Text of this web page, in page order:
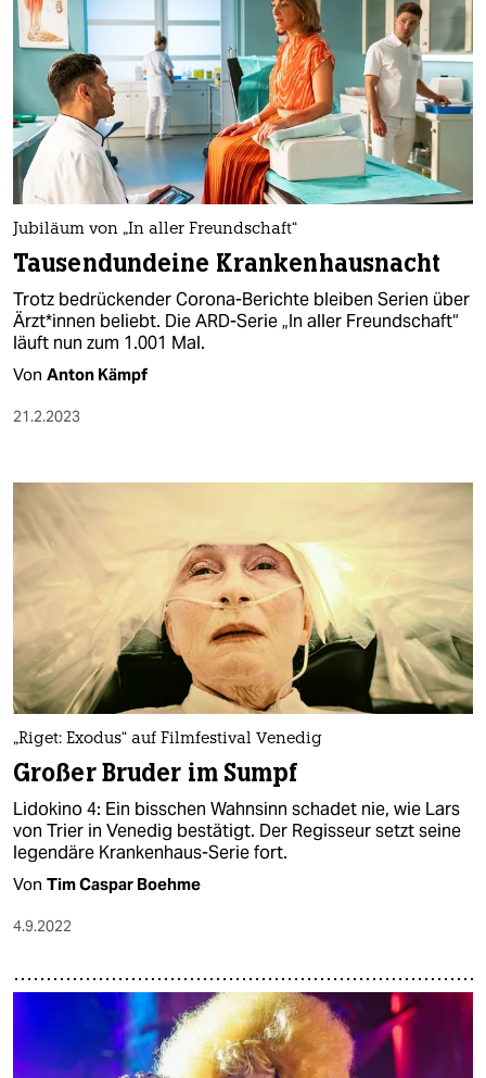
Jubiläum von „In aller Freundschaft“
Tausendundeine Krankenhausnacht
Trotz bedrückender Corona-Berichte bleiben Serien über
Ärz­t*in­nen beliebt. Die ARD-Serie „In aller Freundschaft“
läuft nun zum 1.001 Mal.
Von Anton Kämpf
21.2.2023
„Riget: Exodus“ auf Filmfestival Venedig
Großer Bruder im Sumpf
Lidokino 4: Ein bisschen Wahnsinn schadet nie, wie Lars
von Trier in Venedig bestätigt. Der Regisseur setzt seine
legendäre Krankenhaus-Serie fort.
Von Tim Caspar Boehme
4.9.2022